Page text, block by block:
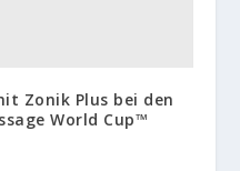
Zonik Plus bei den
World Cup™